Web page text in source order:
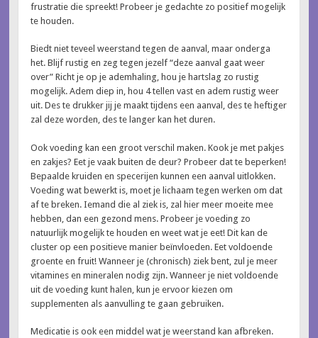
frustratie die spreekt! Probeer je gedachte zo positief mogelijk
te houden.
Biedt niet teveel weerstand tegen de aanval, maar onderga
het. Blijf rustig en zeg tegen jezelf “deze aanval gaat weer
over” Richt je op je ademhaling, hou je hartslag zo rustig
mogelijk. Adem diep in, hou 4 tellen vast en adem rustig weer
uit. Des te drukker jij je maakt tijdens een aanval, des te heftiger
zal deze worden, des te langer kan het duren.
Ook voeding kan een groot verschil maken. Kook je met pakjes
en zakjes? Eet je vaak buiten de deur? Probeer dat te beperken!
Bepaalde kruiden en specerijen kunnen een aanval uitlokken.
Voeding wat bewerkt is, moet je lichaam tegen werken om dat
af te breken. Iemand die al ziek is, zal hier meer moeite mee
hebben, dan een gezond mens. Probeer je voeding zo
natuurlijk mogelijk te houden en weet wat je eet! Dit kan de
cluster op een positieve manier beïnvloeden. Eet voldoende
groente en fruit! Wanneer je (chronisch) ziek bent, zul je meer
vitamines en mineralen nodig zijn. Wanneer je niet voldoende
uit de voeding kunt halen, kun je ervoor kiezen om
supplementen als aanvulling te gaan gebruiken.
Medicatie is ook een middel wat je weerstand kan afbreken.